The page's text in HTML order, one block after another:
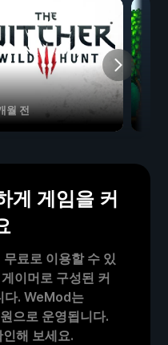
월 전
게 게임을 커
료로 이용할 수 있
이머로 구성된 커
다. WeMod는
으로 운영됩니다.
해 보세요.